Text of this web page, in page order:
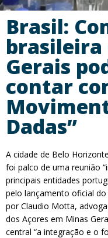
Brasil:
brasileira
Gerais
contar
Dadas”
A cidade de Belo
foi palco de uma reunião
principais entidades
pelo lançamento oficial do
por Claudio Motta,
dos Açores em Minas
central “a integração e o